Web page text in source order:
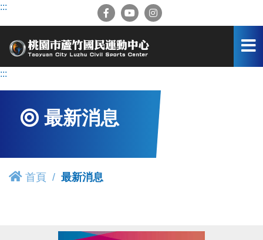
跳
容
:::
:::
最新消息
首頁 最新消息